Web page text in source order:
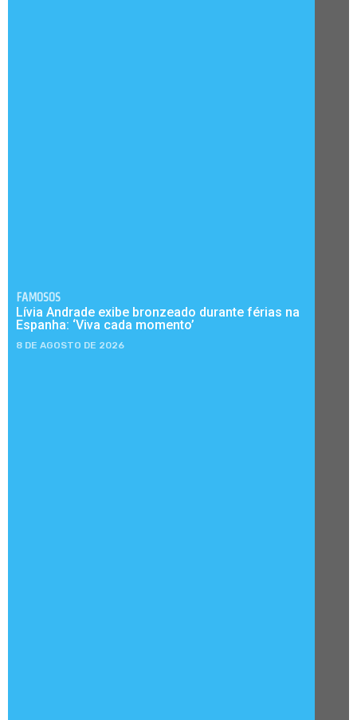
FAMOSOS
Lívia Andrade exibe bronzeado durante férias na
Espanha: ‘Viva cada momento’
8 DE AGOSTO DE 2026